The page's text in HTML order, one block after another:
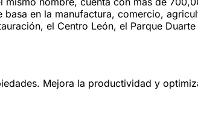
basa en la manufactura, comercio,
el Centro León, el Parque
Mejora la productividad y